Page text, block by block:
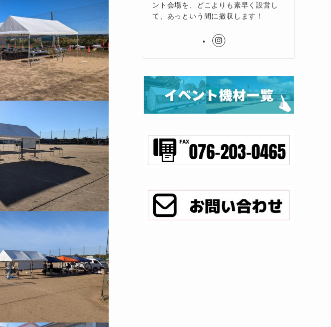
ント会場を、どこよりも素早く設営し
て、あっという間に撤収します！